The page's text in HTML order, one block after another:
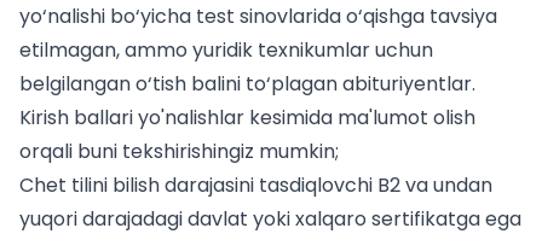
yo‘nalishi bo‘yicha test sinovlarida o‘qishga tavsiya
etilmagan, ammo yuridik texnikumlar uchun
belgilangan o‘tish balini to‘plagan abituriyentlar.
Kirish ballari yo'nalishlar kesimida ma'lumot olish
orqali buni tekshirishingiz mumkin;
Chet tilini bilish darajasini tasdiqlovchi B2 va undan
yuqori darajadagi davlat yoki xalqaro sertifikatga ega